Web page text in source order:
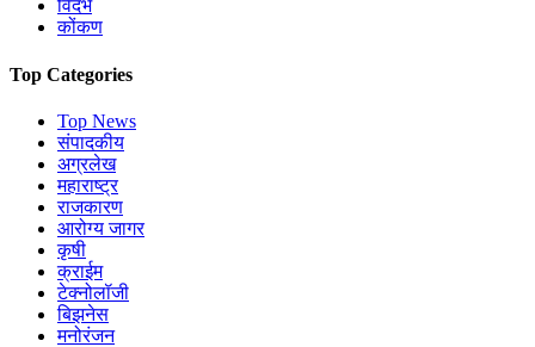
विदर्भ
कोंकण
Top Categories
Top News
संपादकीय
अग्रलेख
महाराष्ट्र
राजकारण
आरोग्य जागर
कृषी
क्राईम
टेक्नोलॉजी
बिझनेस
मनोरंजन